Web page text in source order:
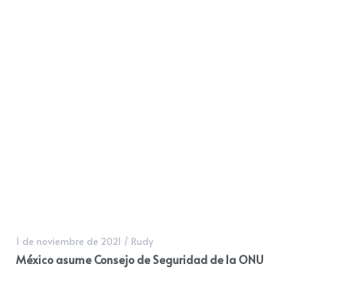
1 de noviembre de 2021 / Rudy
México asume Consejo de Seguridad de la ONU